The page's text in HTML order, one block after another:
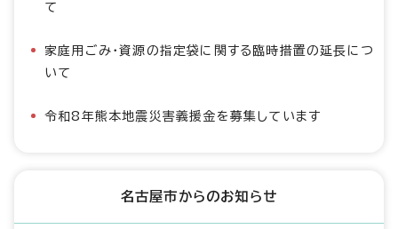
て
家庭用ごみ・資源の指定袋に関する臨時措置の延長につ
いて
令和8年熊本地震災害義援金を募集しています
名古屋市からのお知らせ